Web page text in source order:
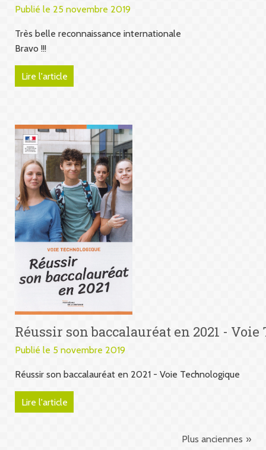
Publié le 25 novembre 2019
Très belle reconnaissance internationale
Bravo !!!
Lire l'article
Réussir son baccalauréat en 2021 -
Publié le 5 novembre 2019
Réussir son baccalauréat en 2021 - Voie Technologique
Lire l'article
Plus anciennes